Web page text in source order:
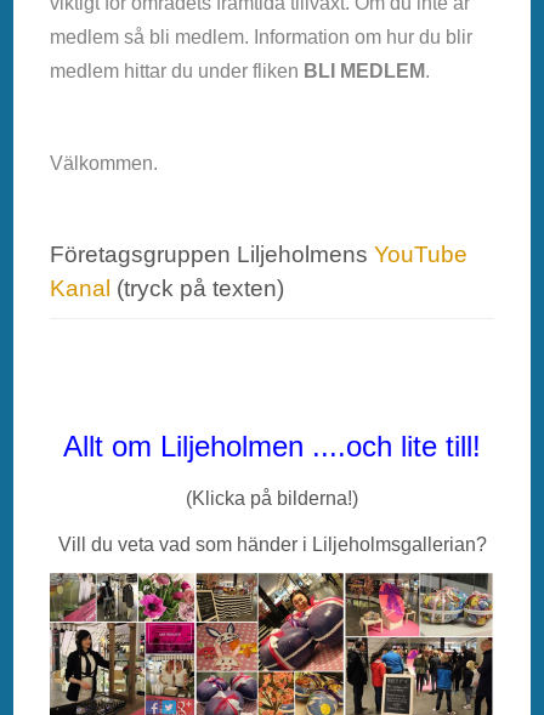
medlem så bli medlem. Information om hur du blir
medlem hittar du under fliken BLI MEDLEM.
Välkommen.
Företagsgruppen LiljeholmensYouTube
Kanal (tryck på texten)
Allt om Liljeholmen ....och lite till!
(Klicka på bilderna!)
Vill du veta vad som händer i Liljeholmsgallerian?